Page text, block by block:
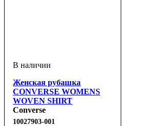
Женская рубашка
CONVERSE WOMENS
WOVEN SHIRT
Converse
10027903-001